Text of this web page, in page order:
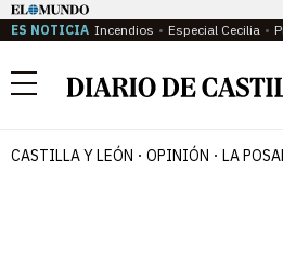
ES NOTICIA Incendios Especial Cecilia
Menú
CASTILLA Y LEÓN OPINIÓN LA